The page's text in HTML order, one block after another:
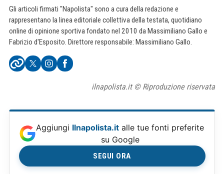
Gli articoli firmati "Napolista" sono a cura della redazione e
rappresentano la linea editoriale collettiva della testata, quotidiano
online di opinione sportiva fondato nel 2010 da Massimiliano Gallo e
Fabrizio d'Esposito. Direttore responsabile: Massimiliano Gallo.
ilnapolista.it © Riproduzione riservata
Aggiungi Ilnapolista.it alle tue fonti preferite
su Google
SEGUI ORA